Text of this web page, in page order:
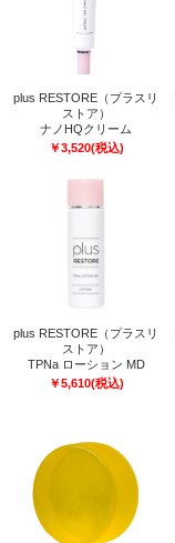
plus RESTORE（プラスリ
ストア）
ナノHQクリーム
￥3,520(税込)
plus RESTORE（プラスリ
ストア）
TPNa ローション MD
￥5,610(税込)